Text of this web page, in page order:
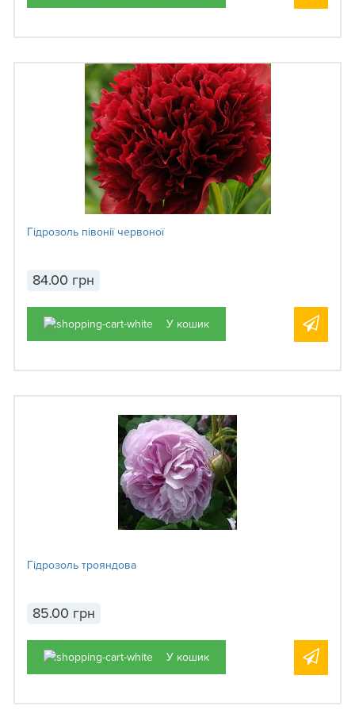
Гідрозоль півонії червоної
84.00 грн
У кошик
Гідрозоль трояндова
85.00 грн
У кошик